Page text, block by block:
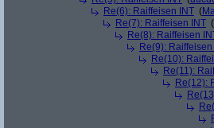
Re(6): Raiffeisen INT (
Re(7): Raiffeisen INT (
Re(8): Raiffeisen
Re(9): Raiffeisen
Re(10):
Re(11):
Re(12):